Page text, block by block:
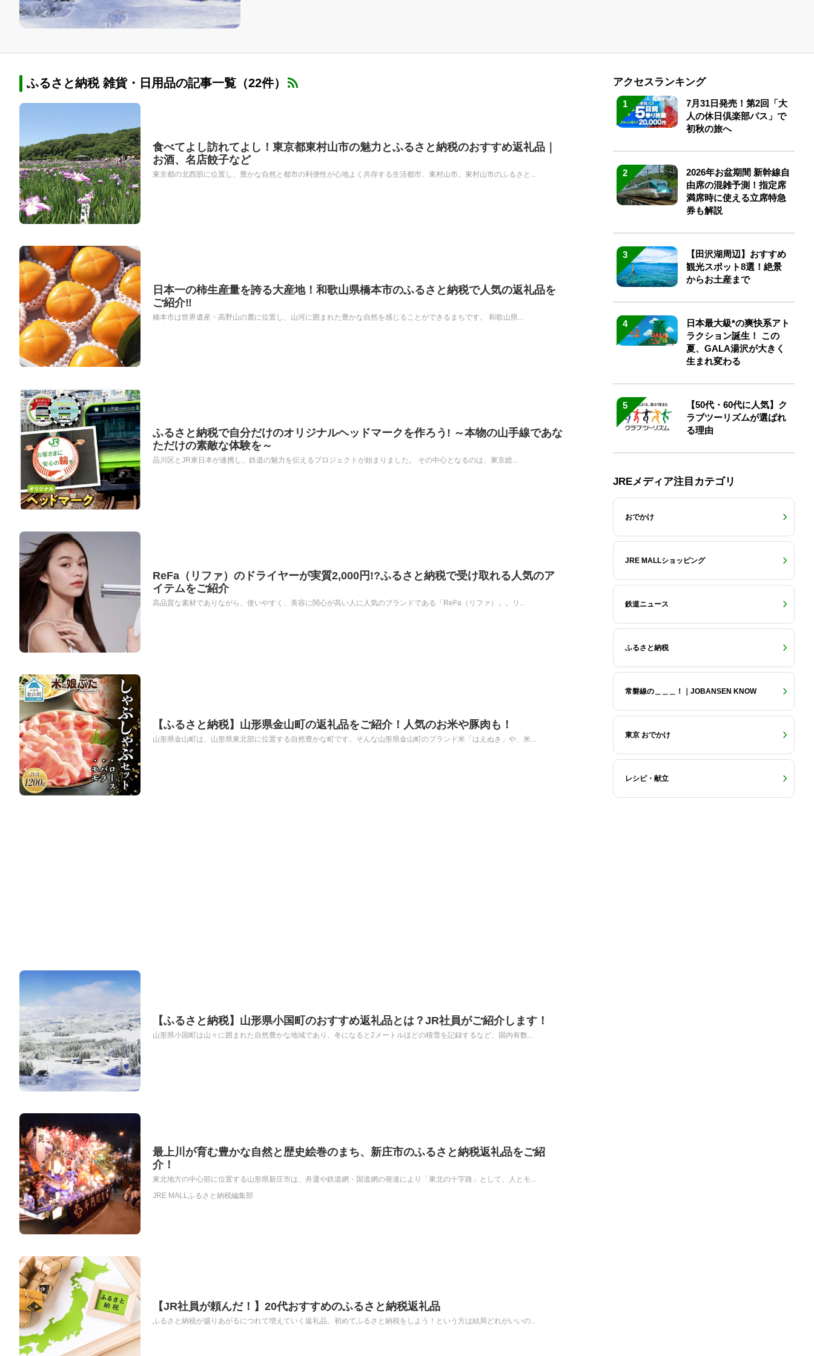
ふるさと納税 雑貨・日用品の記事一覧（22件）
食べてよし訪れてよし！東京都東村山市の魅力とふるさと納税のおすすめ返礼品｜
お酒、名店餃子など
東京都の北西部に位置し、豊かな自然と都市の利便性が心地よく共存する生活都市、東村山市。東村山市のふるさと...
日本一の柿生産量を誇る大産地！和歌山県橋本市のふるさと納税で人気の返礼品を
ご紹介‼
橋本市は世界遺産・高野山の麓に位置し、山河に囲まれた豊かな自然を感じることができるまちです。 和歌山県...
ふるさと納税で自分だけのオリジナルヘッドマークを作ろう! ～本物の山手線であな
ただけの素敵な体験を～
品川区とJR東日本が連携し、鉄道の魅力を伝えるプロジェクトが始まりました。 その中心となるのは、東京総...
ReFa（リファ）のドライヤーが実質2,000円!?ふるさと納税で受け取れる人気のア
イテムをご紹介
高品質な素材でありながら、使いやすく、美容に関心が高い人に人気のブランドである「ReFa（リファ）」。リ...
【ふるさと納税】山形県金山町の返礼品をご紹介！人気のお米や豚肉も！
山形県金山町は、山形県東北部に位置する自然豊かな町です。そんな山形県金山町のブランド米「はえぬき」や、米...
【ふるさと納税】山形県小国町のおすすめ返礼品とは？JR社員がご紹介します！
山形県小国町は山々に囲まれた自然豊かな地域であり、冬になると2メートルほどの積雪を記録するなど、国内有数...
最上川が育む豊かな自然と歴史絵巻のまち、新庄市のふるさと納税返礼品をご紹
介！
東北地方の中心部に位置する山形県新庄市は、舟運や鉄道網・国道網の発達により「東北の十字路」として、人とモ...
JRE MALLふるさと納税編集部
【JR社員が頼んだ！】20代おすすめのふるさと納税返礼品
ふるさと納税が盛りあがるにつれて増えていく返礼品。初めてふるさと納税をしよう！という方は結局どれがいいの...
アクセスランキング
1
7月31日発売！第2回「大
人の休日倶楽部パス」で
初秋の旅へ
2
2026年お盆期間 新幹線自
由席の混雑予測！指定席
満席時に使える立席特急
券も解説
3
【田沢湖周辺】おすすめ
観光スポット8選！絶景
からお土産まで
4
日本最大級*の爽快系アト
ラクション誕生！ この
夏、GALA湯沢が大きく
生まれ変わる
5
【50代・60代に人気】ク
ラブツーリズムが選ばれ
る理由
JREメディア注目カテゴリ
おでかけ
JRE MALLショッピング
鉄道ニュース
ふるさと納税
常磐線の＿＿＿！｜JOBANSEN KNOW
東京 おでかけ
レシピ・献立